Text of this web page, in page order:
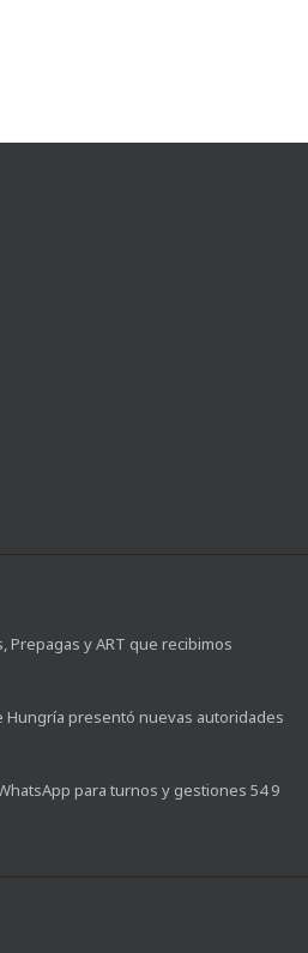
Prepagas y ART que recibimos
Hungría presentó nuevas autoridades
para turnos y gestiones 54 9